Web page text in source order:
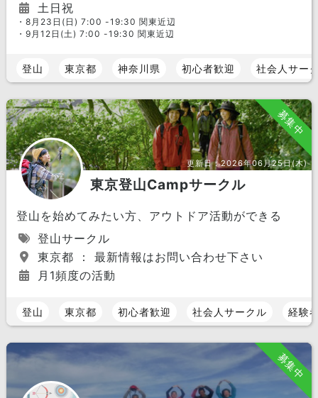
土日祝
・8月23日(日) 7:00 -19:30 関東近辺
・9月12日(土) 7:00 -19:30 関東近辺
登山 東京都 神奈川県 初心者歓迎 社会人サー
募集中
更新日：2026年06月25日(木)
東京登山Campサークル
登山を始めてみたい方、アウトドア活動ができる
登山サークル
東京都 ： 最新情報はお問い合わせ下さい
月1頻度の活動
登山 東京都 初心者歓迎 社会人サークル 経験
募集中